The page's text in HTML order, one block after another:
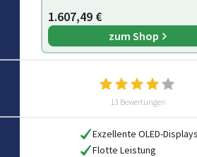
1.607,49 €
zum Shop
13 Bewertungen
Exzellente OLED-Displays
Flotte Leistung